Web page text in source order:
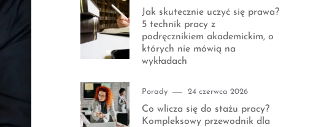
Jak skutecznie uczyć się prawa?
5 technik pracy z
podręcznikiem akademickim, o
których nie mówią na
wykładach
Category
Porady
Posted
24 czerwca 2026
Co wlicza się do stażu pracy?
Kompleksowy przewodnik dla